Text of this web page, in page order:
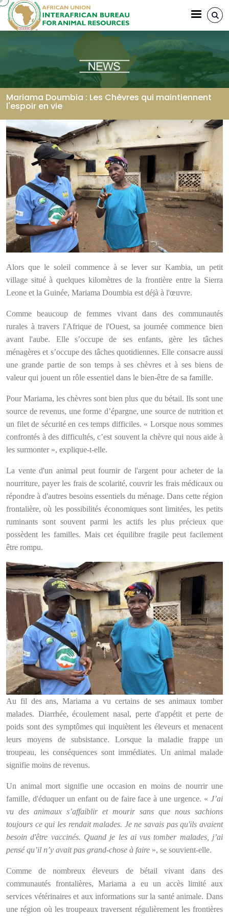
Aller au contenu principal
Mariama Doumbia : Les Chèvres qui maintiennent
l'espoir en vie
Fil d'Ariane
Alors que le soleil commence à se lever sur Kambia, un petit
village situé à quelques kilomètres de la frontière entre la Sierra
Leone et la Guinée, Mariama Doumbia est déjà à l'œuvre.
Comme beaucoup de femmes vivant dans des communautés
rurales à travers l'Afrique de l'Ouest, sa journée commence bien
avant l'aube. Elle s’occupe de ses enfants, gère les tâches
ménagères et s’occupe des tâches quotidiennes. Elle consacre aussi
une grande partie de son temps à ses chèvres et à ses biens de
valeur qui jouent un rôle essentiel dans le bien-être de sa famille.
Pour Mariama, les chèvres sont bien plus que du bétail. Ils sont une
source de revenus, une forme d’épargne, une source de nutrition et
un filet de sécurité en ces temps difficiles. « Lorsque nous sommes
confrontés à des difficultés, c’est souvent la chèvre qui nous aide à
les surmonter », explique-t-elle.
La vente d'un animal peut fournir de l'argent pour acheter de la
nourriture, payer les frais de scolarité, couvrir les frais médicaux ou
répondre à d'autres besoins essentiels du ménage. Dans cette région
frontalière, où les possibilités économiques sont limitées, les petits
ruminants sont souvent parmi les actifs les plus précieux que
possèdent les familles. Mais cet équilibre fragile peut facilement
être rompu.
Image
Au fil des ans, Mariama a vu certains de ses animaux tomber
malades. Diarrhée, écoulement nasal, perte d'appétit et perte de
poids sont des symptômes qui inquiètent les éleveurs et menacent
leurs moyens de subsistance. Lorsque la maladie frappe un
troupeau, les conséquences sont immédiates. Un animal malade
signifie moins de revenus.
Un animal mort signifie une occasion en moins de nourrir une
famille, d'éduquer un enfant ou de faire face à une urgence. « J’ai
vu des animaux s’affaiblir et mourir sans que nous sachions
toujours ce qui les rendait malades. Je ne savais pas qu'ils avaient
besoin d'être vaccinés. Quand je les ai vus tomber malades, j’ai
pensé qu’il n’y avait pas grand-chose à faire », se souvient-elle.
Comme de nombreux éleveurs de bétail vivant dans des
communautés frontalières, Mariama a eu un accès limité aux
services vétérinaires et aux informations sur la santé animale. Dans
une région où les troupeaux traversent régulièrement les frontières